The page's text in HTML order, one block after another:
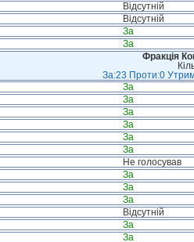
Відсутній
Відсутній
За
За
Фракція
За:23 Проти:0
За
За
За
За
За
За
Не голосував
За
За
За
Відсутній
За
За